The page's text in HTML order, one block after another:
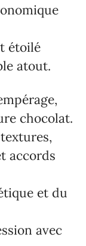
étoilé
atout.
chocolat.
accords
et du
avec